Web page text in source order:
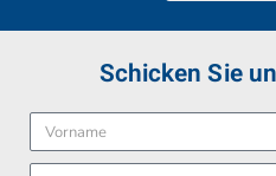
Schicken Sie